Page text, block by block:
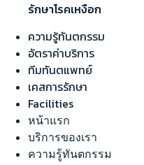
รักษาโรคเหงือก
ความรู้ทันตกรรม
อัตราค่าบริการ
ทีมทันตแพทย์
เคสการรักษา
Facilities
หน้าแรก
บริการของเรา
ความรู้ทันตกรรม